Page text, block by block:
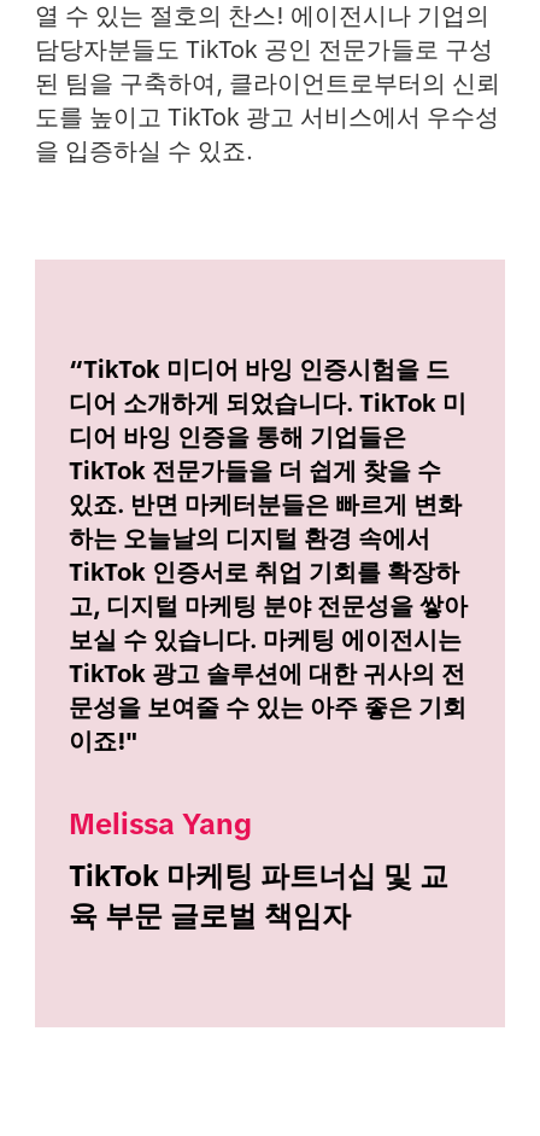
열 수 있는 절호의 찬스! 에이전시나 기업의
담당자분들도 TikTok 공인 전문가들로 구성
된 팀을 구축하여, 클라이언트로부터의 신뢰
도를 높이고 TikTok 광고 서비스에서 우수성
을 입증하실 수 있죠.
“TikTok 미디어 바잉 인증시험을 드
디어 소개하게 되었습니다. TikTok 미
디어 바잉 인증을 통해 기업들은
TikTok 전문가들을 더 쉽게 찾을 수
있죠. 반면 마케터분들은 빠르게 변화
하는 오늘날의 디지털 환경 속에서
TikTok 인증서로 취업 기회를 확장하
고, 디지털 마케팅 분야 전문성을 쌓아
보실 수 있습니다. 마케팅 에이전시는
TikTok 광고 솔루션에 대한 귀사의 전
문성을 보여줄 수 있는 아주 좋은 기회
이죠!"
Melissa Yang
TikTok 마케팅 파트너십 및 교
육 부문 글로벌 책임자